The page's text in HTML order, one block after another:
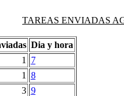
TAREAS ENVIADAS
Dia y hora
1
7
1
8
3 9